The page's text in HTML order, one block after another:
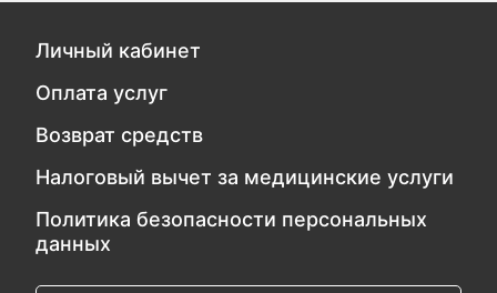
Личный кабинет
Оплата услуг
Возврат средств
Налоговый вычет за медицинские услуги
Политика безопасности персональных
данных